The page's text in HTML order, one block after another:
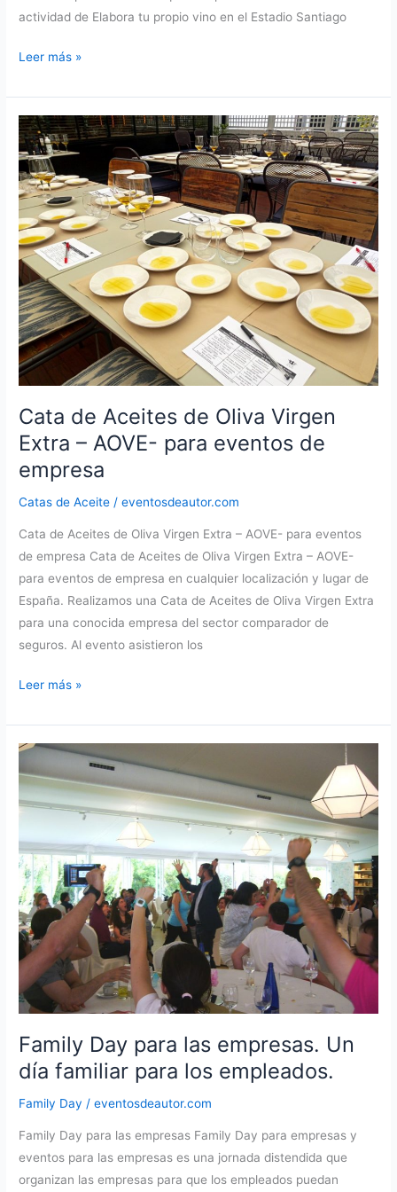
actividad de Elabora tu propio vino en el Estadio Santiago
Elabora
propio
Vino
en
el
Estadio
Santiago
Bernabéu
Leer más »
Cata de Aceites de Oliva Virgen
Extra – AOVE- para eventos de
empresa
Catas de Aceite /eventosdeautor.com
Cata de Aceites de Oliva Virgen Extra – AOVE- para eventos
de empresa Cata de Aceites de Oliva Virgen Extra – AOVE-
para eventos de empresa en cualquier localización y lugar de
España. Realizamos una Cata de Aceites de Oliva Virgen Extra
para una conocida empresa del sector comparador de
seguros. Al evento asistieron los
Cata
Aceites
de
Oliva
Virgen
–
AOVE-
para
eventos
de
empresa
Leer más »
Family Day para las empresas. Un
día familiar para los empleados.
Family Day /eventosdeautor.com
Family Day para las empresas Family Day para empresas y
eventos para las empresas es una jornada distendida que
organizan las empresas para que los empleados puedan